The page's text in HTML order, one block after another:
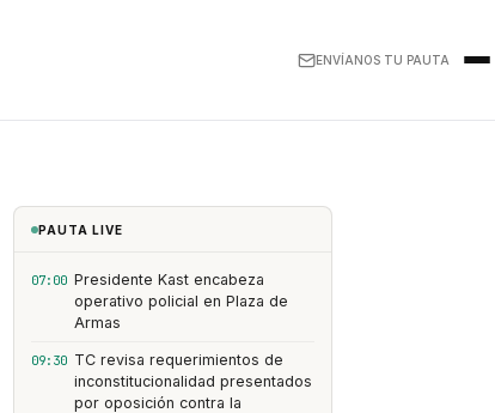
ENVÍANOS TU PAUTA
PAUTA LIVE
07:00 Presidente Kast encabeza
operativo policial en Plaza de
Armas
09:30 TC revisa requerimientos de
inconstitucionalidad presentados
por oposición contra la